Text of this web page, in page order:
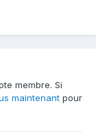
membre. Si
maintenant pour